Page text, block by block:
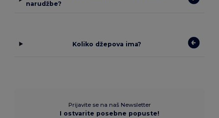
narudžbe?
Koliko džepova ima?
Prijavite se na naš Newsletter
I ostvarite posebne popuste!